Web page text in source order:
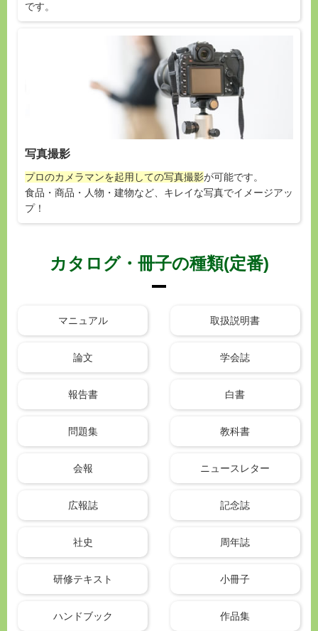
です。
写真撮影
プロのカメラマンを起用しての写真撮影が可能です。
食品・商品・人物・建物など、キレイな写真でイメージアッ
プ！
カタログ・冊子の種類(定番)
マニュアル 取扱説明書
論文 学会誌
報告書 白書
問題集 教科書
会報 ニュースレター
広報誌 記念誌
社史 周年誌
研修テキスト 小冊子
ハンドブック 作品集